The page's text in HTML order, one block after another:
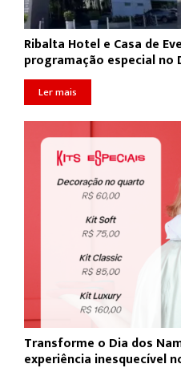
Ribalta Hotel e Casa de
programação especial no
Ler mais
Transforme o Dia dos
experiência inesquecível